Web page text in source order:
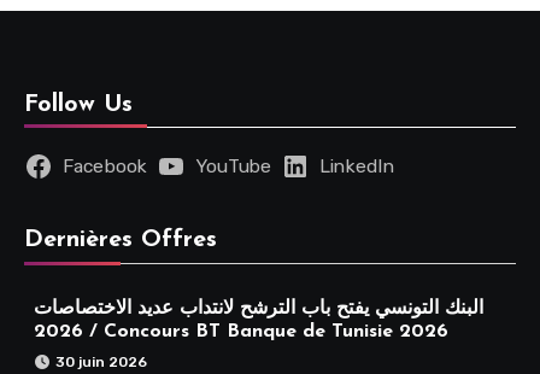
Follow Us
Facebook YouTube LinkedIn
Dernières Offres
البنك التونسي يفتح باب الترشح لانتداب عديد الاختصاصات
2026 / Concours BT Banque de Tunisie 2026
30 juin 2026